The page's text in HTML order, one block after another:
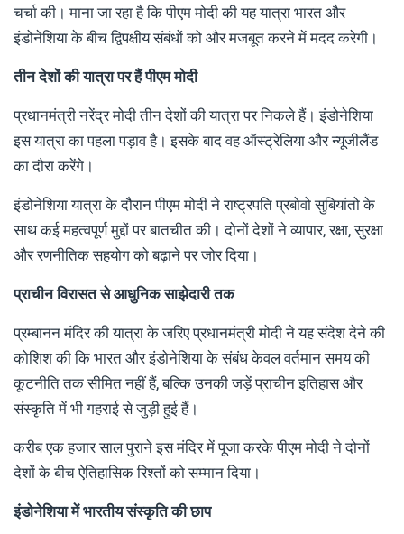
चर्चा की। माना जा रहा है कि पीएम मोदी की यह यात्रा भारत और
इंडोनेशिया के बीच द्विपक्षीय संबंधों को और मजबूत करने में मदद करेगी।
तीन देशों की यात्रा पर हैं पीएम मोदी
प्रधानमंत्री नरेंद्र मोदी तीन देशों की यात्रा पर निकले हैं। इंडोनेशिया
इस यात्रा का पहला पड़ाव है। इसके बाद वह ऑस्ट्रेलिया और न्यूजीलैंड
का दौरा करेंगे।
इंडोनेशिया यात्रा के दौरान पीएम मोदी ने राष्ट्रपति प्रबोवो सुबियांतो के
साथ कई महत्वपूर्ण मुद्दों पर बातचीत की। दोनों देशों ने व्यापार, रक्षा, सुरक्षा
और रणनीतिक सहयोग को बढ़ाने पर जोर दिया।
प्राचीन विरासत से आधुनिक साझेदारी तक
प्रम्बानन मंदिर की यात्रा के जरिए प्रधानमंत्री मोदी ने यह संदेश देने की
कोशिश की कि भारत और इंडोनेशिया के संबंध केवल वर्तमान समय की
कूटनीति तक सीमित नहीं हैं, बल्कि उनकी जड़ें प्राचीन इतिहास और
संस्कृति में भी गहराई से जुड़ी हुई हैं।
करीब एक हजार साल पुराने इस मंदिर में पूजा करके पीएम मोदी ने दोनों
देशों के बीच ऐतिहासिक रिश्तों को सम्मान दिया।
इंडोनेशिया में भारतीय संस्कृति की छाप